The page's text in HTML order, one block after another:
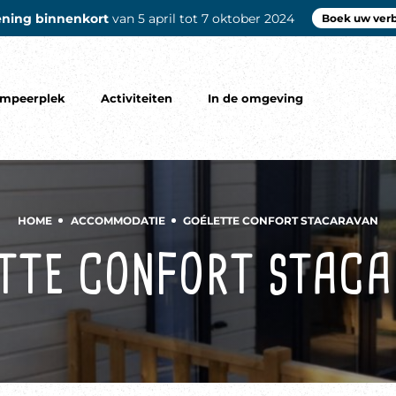
binnenkortvan 5 april tot 7 oktober 2024 Boek uw
Activiteiten In de omgeving
HOME ACCOMMODATIE GOÉLETTE CONFORT STACARAVAN
CONFORT